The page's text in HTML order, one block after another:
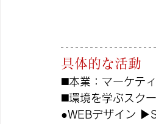
具体的な活動
◼️本業：マーケテ
◼️環境を学ぶスク
●WEBデザイン